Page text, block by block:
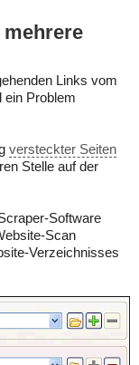
mehrere
Links vom
ein Problem
versteckter Seiten
Stelle auf der
Software
Scan
Verzeichnisses